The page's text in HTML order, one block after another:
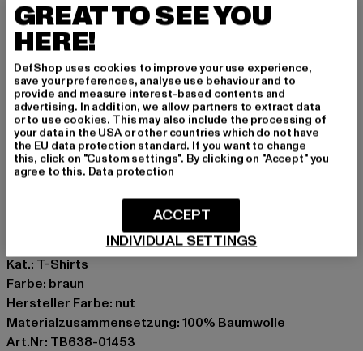
angenehmen Tragekomfort den ganzen Tag über. Der
Extended Fit mit abgerundetem Saum verleiht dem
schlichten Rundhals-Shirt mit Kurzarm den besonderen
Twist. Ob solo getragen an wärmeren Tagen oder als
Layer-Piece unter einer offenen Jacke oder einem
Hoodie – dieses Long Tee ist ein unkompliziertes
Essential für deinen Alltag und passt zu allem von Jeans
bis Cargopants.
Anlass: Alltag, Bequem, Casual, Basic
Marke: Urban Classics
Kat.: T-Shirts
Farbe: braun
Hersteller Farbe: nut
Materialzusammensetzung: 100% Baumwolle
Art.Nr: TB638-01453
GREAT TO SEE YOU
HERE!
DefShop uses cookies to improve your use experience,
save your preferences, analyse use behaviour and to
provide and measure interest-based contents and
advertising. In addition, we allow partners to extract data
or to use cookies. This may also include the processing of
your data in the USA or other countries which do not have
the EU data protection standard. If you want to change
this, click on "Custom settings". By clicking on "Accept" you
agree to this. Data protection
INDIVIDUAL SETTINGS
ACCEPT